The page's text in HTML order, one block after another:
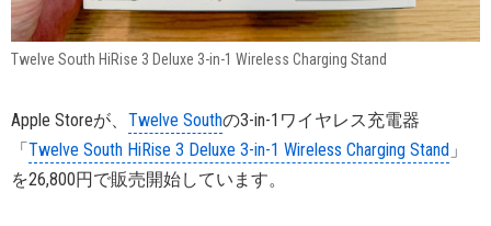
Twelve South HiRise 3 Deluxe 3-in-1 Wireless Charging Stand
Apple Storeが、 Twelve Southの3-in-1ワイヤレス充電器
「 Twelve South HiRise 3 Deluxe 3-in-1 Wireless Charging Stand 」
を26,800円で販売開始しています。